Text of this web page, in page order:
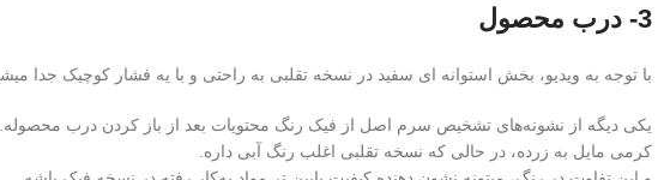
3- درب محصول
با توجه به ویدیو، بخش استوانه ای سفید در نسخه تقلبی به راحتی و با یه فشار کوچیک جدا
یکی دیگه از نشونه‌های تشخیص سرم اصل از فیک رنگ محتویات بعد از باز کردن درب
کرمی مایل به زرده، در حالی که نسخه تقلبی اغلب رنگ آبی داره.